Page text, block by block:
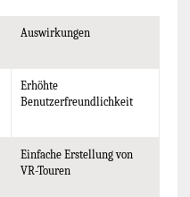
Auswirkungen
Erhöhte
Benutzerfreundlichkeit
Einfache Erstellung von
VR-Touren